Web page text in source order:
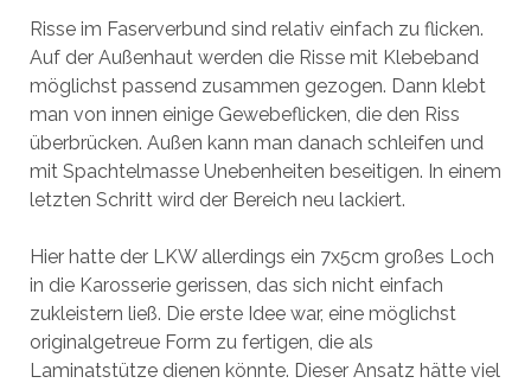
Risse im Faserverbund sind relativ einfach zu flicken.
Auf der Außenhaut werden die Risse mit Klebeband
möglichst passend zusammen gezogen. Dann klebt
man von innen einige Gewebeflicken, die den Riss
überbrücken. Außen kann man danach schleifen und
mit Spachtelmasse Unebenheiten beseitigen. In einem
letzten Schritt wird der Bereich neu lackiert.
Hier hatte der LKW allerdings ein 7x5cm großes Loch
in die Karosserie gerissen, das sich nicht einfach
zukleistern ließ. Die erste Idee war, eine möglichst
originalgetreue Form zu fertigen, die als
Laminatstütze dienen könnte. Dieser Ansatz hätte viel